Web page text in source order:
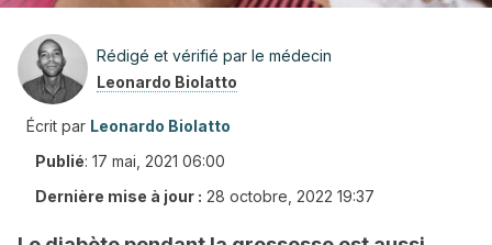
Rédigé et vérifié par le médecin
Leonardo Biolatto
Écrit par Leonardo Biolatto
Publié: 17 mai, 2021 06:00
Dernière mise à jour : 28 octobre, 2022 19:37